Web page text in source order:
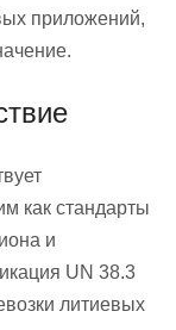
приложений,
как стандарты
и
UN 38.3
литиевых